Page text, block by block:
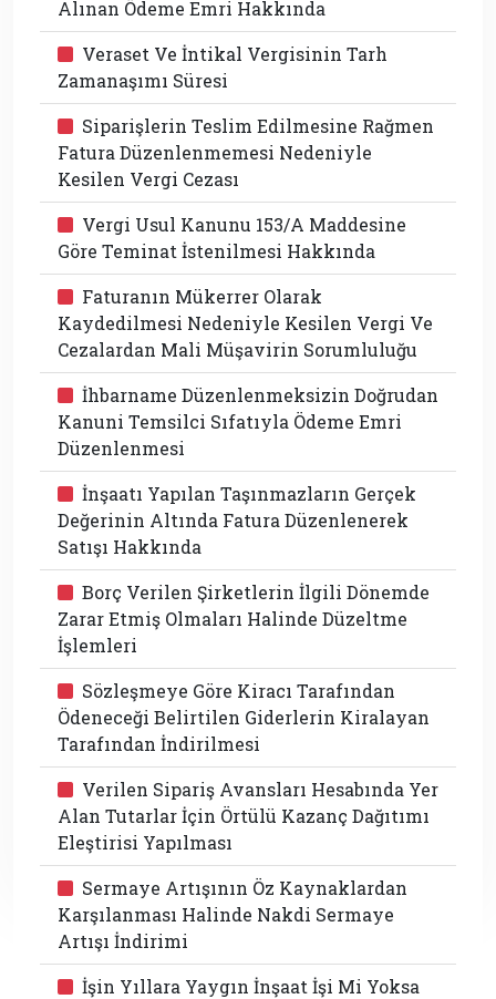
Alınan Ödeme Emri Hakkında
Veraset Ve İntikal Vergisinin Tarh
Zamanaşımı Süresi
Siparişlerin Teslim Edilmesine Rağmen
Fatura Düzenlenmemesi Nedeniyle
Kesilen Vergi Cezası
Vergi Usul Kanunu 153/A Maddesine
Göre Teminat İstenilmesi Hakkında
Faturanın Mükerrer Olarak
Kaydedilmesi Nedeniyle Kesilen Vergi Ve
Cezalardan Mali Müşavirin Sorumluluğu
İhbarname Düzenlenmeksizin Doğrudan
Kanuni Temsilci Sıfatıyla Ödeme Emri
Düzenlenmesi
İnşaatı Yapılan Taşınmazların Gerçek
Değerinin Altında Fatura Düzenlenerek
Satışı Hakkında
Borç Verilen Şirketlerin İlgili Dönemde
Zarar Etmiş Olmaları Halinde Düzeltme
İşlemleri
Sözleşmeye Göre Kiracı Tarafından
Ödeneceği Belirtilen Giderlerin Kiralayan
Tarafından İndirilmesi
Verilen Sipariş Avansları Hesabında Yer
Alan Tutarlar İçin Örtülü Kazanç Dağıtımı
Eleştirisi Yapılması
Sermaye Artışının Öz Kaynaklardan
Karşılanması Halinde Nakdi Sermaye
Artışı İndirimi
İşin Yıllara Yaygın İnşaat İşi Mi Yoksa